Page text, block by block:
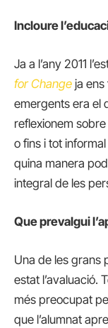
Incloure
Ja a l’any 2011
for Change ja
emergents era el
reflexionem
o fins i tot
quina manera
integral de les
Que prevalgui
Una de les grans
estat l’avaluació.
més preocupat
que l’alumnat